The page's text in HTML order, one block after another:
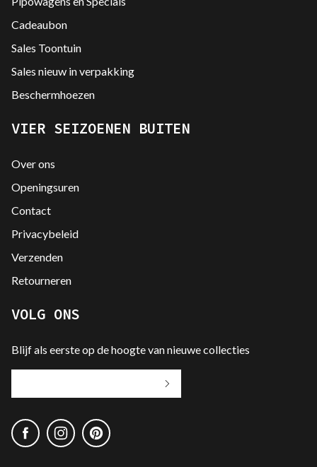
Cadeaubon
Sales Toontuin
Sales nieuw in verpakking
Beschermhoezen
VIER SEIZOENEN BUITEN
Over ons
Openingsuren
Contact
Privacybeleid
Verzenden
Retourneren
VOLG ONS
Blijf als eerste op de hoogte van nieuwe collecties
e-